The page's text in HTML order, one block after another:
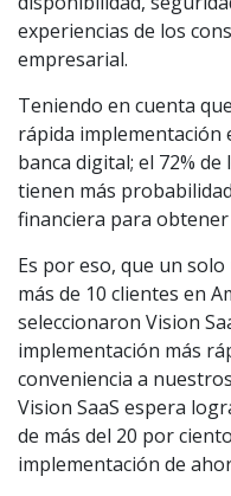
experiencias de los
empresarial.
Teniendo en cuenta
rápida implementación
banca digital; el 72%
tienen más
financiera para
Es por eso, que un
más de 10 clientes en
seleccionaron Vision
implementación más
conveniencia a
Vision SaaS espera
de más del 20 por
implementación de